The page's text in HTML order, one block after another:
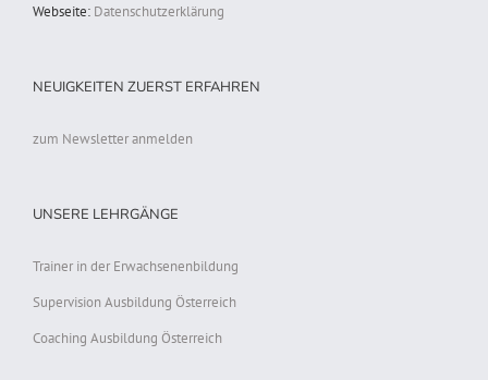
Webseite: Datenschutzerklärung
NEUIGKEITEN ZUERST ERFAHREN
zum Newsletter anmelden
UNSERE LEHRGÄNGE
Trainer in der Erwachsenenbildung
Supervision Ausbildung Österreich
Coaching Ausbildung Österreich